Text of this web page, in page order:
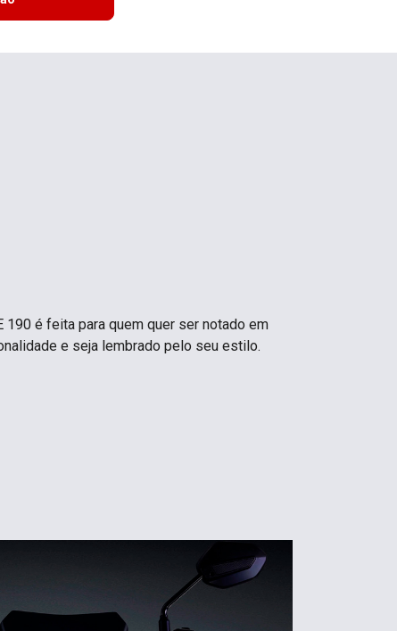
190 é feita para quem quer ser notado em
e seja lembrado pelo seu estilo.